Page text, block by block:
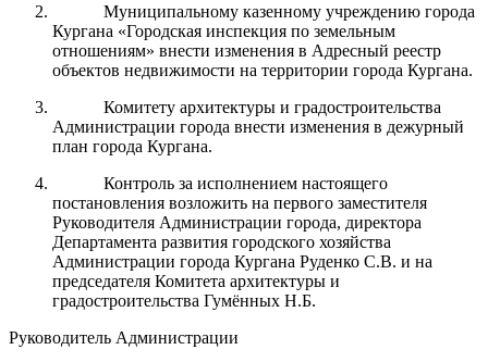
Муниципальному казенному учреждению города
Кургана «Городская инспекция по земельным
отношениям» внести изменения в Адресный реестр
объектов недвижимости на территории города Кургана.
Комитету архитектуры и градостроительства
Администрации города внести изменения в дежурный
план города Кургана.
Контроль за исполнением настоящего
постановления возложить на первого заместителя
Руководителя Администрации города, директора
Департамента развития городского хозяйства
Администрации города Кургана Руденко С.В. и на
председателя Комитета архитектуры и
градостроительства Гумённых Н.Б.
Руководитель Администрации